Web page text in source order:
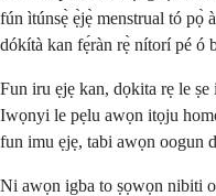
fún ìtúnsẹ̀ ẹ̀jẹ̀ menstrual tó pọ̀
dókítà kan fẹ́ràn rẹ̀ nítorí pé ó
Fun iru ẹjẹ kan, dọkita rẹ le ṣe
Iwọnyi le pẹlu awọn itọju
fun imu ẹjẹ, tabi awọn oogun
Ni awọn igba to ṣọwọn nibiti